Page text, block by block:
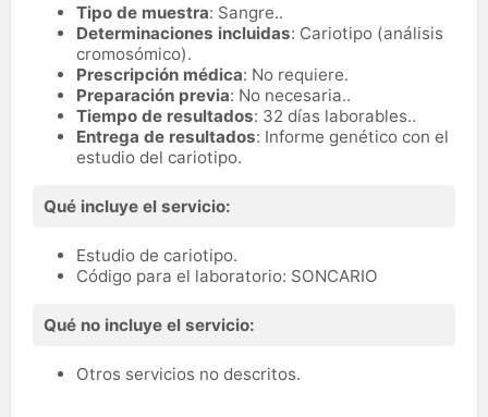
Tipo de muestra: Sangre..
Determinaciones incluidas: Cariotipo (análisis
cromosómico).
Prescripción médica: No requiere.
Preparación previa: No necesaria..
Tiempo de resultados: 32 días laborables..
Entrega de resultados: Informe genético con el
estudio del cariotipo.
Qué incluye el servicio:
Estudio de cariotipo.
Código para el laboratorio: SONCARIO
Qué no incluye el servicio:
Otros servicios no descritos.